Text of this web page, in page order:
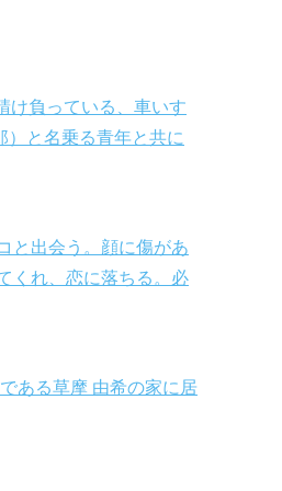
け負っている、車いす
と名乗る青年と共に
と出会う。顔に傷があ
くれ、恋に落ちる。必
ある草摩 由希の家に居